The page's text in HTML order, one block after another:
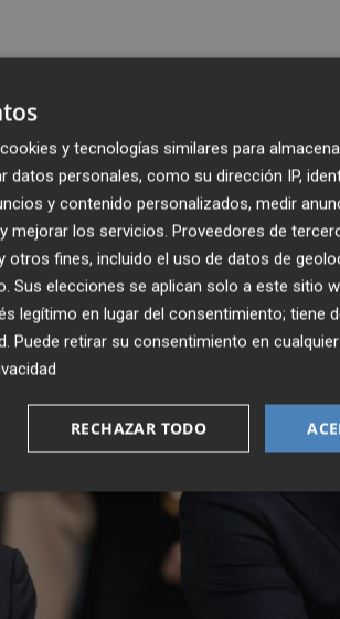
y asociaciones vinculadas con
(44.627), según ha publicado esta
recibirán 6.830 euros; las de Junts,
de Coalición Canaria, 1.705, y las
y tecnologías similares para
personales, como su dirección IP,
y contenido personalizados, medir
mejorar los servicios. Proveedores de
fines, incluido el uso de datos de
Sus elecciones se aplican solo a este sitio
legítimo en lugar del consentimiento; tiene
. Puede retirar su consentimiento en
RECHAZAR TODO